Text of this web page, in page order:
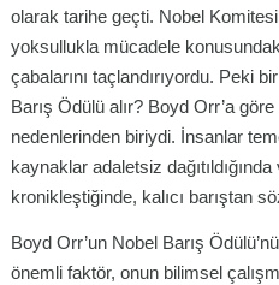
olarak tarihe geçti. Nobel
yoksullukla mücadele
çabalarını taçlandırıyordu. Peki
Barış Ödülü alır? Boyd Orr’a
nedenlerinden biriydi. İnsanlar
kaynaklar adaletsiz
kronikleştiğinde, kalıcı barıştan
Boyd Orr’un Nobel Barış
önemli faktör, onun bilimsel